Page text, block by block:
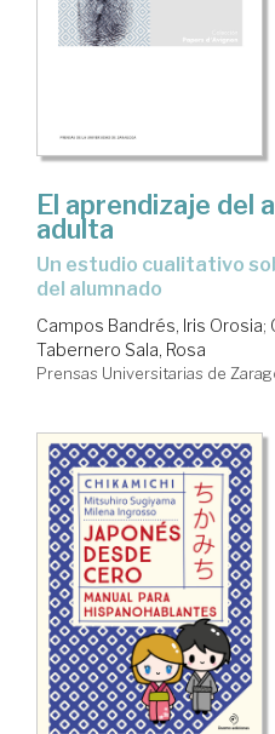
El aprendizaje del
adulta
Un estudio cualitativo sobre las representaciones
del alumnado
Campos Bandrés, Iris Orosia;
Tabernero Sala, Rosa
Prensas Universitarias de